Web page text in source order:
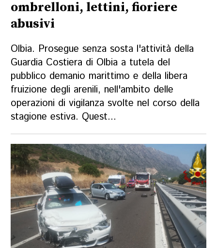
ombrelloni, lettini, fioriere
abusivi
Olbia. Prosegue senza sosta l'attività della
Guardia Costiera di Olbia a tutela del
pubblico demanio marittimo e della libera
fruizione degli arenili, nell'ambito delle
operazioni di vigilanza svolte nel corso della
stagione estiva. Quest...